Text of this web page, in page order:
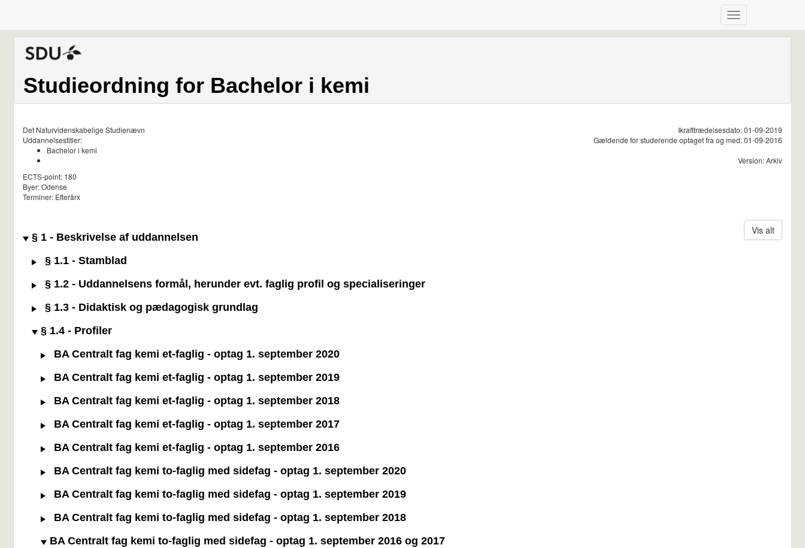
Studieordning for Bachelor i kemi
Det Naturvidenskabelige Studienævn
Uddannelsestitler:
Bachelor i kemi
ECTS-point: 180
Byer: Odense
Terminer: Efterårx
Ikrafttrædelsesdato: 01-09-2019
Gældende for studerende optaget fra og med: 01-09-2016
Version: Arkiv
Vis alt
§ 1 - Beskrivelse af uddannelsen
§ 1.1 - Stamblad
§ 1.2 - Uddannelsens formål, herunder evt. faglig profil og specialiseringer
§ 1.3 - Didaktisk og pædagogisk grundlag
§ 1.4 - Profiler
BA Centralt fag kemi et-faglig - optag 1. september 2020
BA Centralt fag kemi et-faglig - optag 1. september 2019
BA Centralt fag kemi et-faglig - optag 1. september 2018
BA Centralt fag kemi et-faglig - optag 1. september 2017
BA Centralt fag kemi et-faglig - optag 1. september 2016
BA Centralt fag kemi to-faglig med sidefag - optag 1. september 2020
BA Centralt fag kemi to-faglig med sidefag - optag 1. september 2019
BA Centralt fag kemi to-faglig med sidefag - optag 1. september 2018
BA Centralt fag kemi to-faglig med sidefag - optag 1. september 2016 og 2017